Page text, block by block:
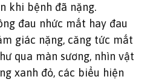
khi bệnh đã nặng.
đau nhức mắt hay đau
giác nặng, căng tức mắt
qua màn sương, nhìn vật
xanh đỏ, các biểu hiện